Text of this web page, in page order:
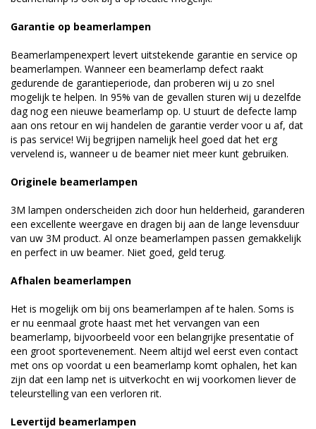
Garantie op beamerlampen
Beamerlampenexpert levert uitstekende garantie en service op
beamerlampen. Wanneer een beamerlamp defect raakt
gedurende de garantieperiode, dan proberen wij u zo snel
mogelijk te helpen. In 95% van de gevallen sturen wij u dezelfde
dag nog een nieuwe beamerlamp op. U stuurt de defecte lamp
aan ons retour en wij handelen de garantie verder voor u af, dat
is pas service! Wij begrijpen namelijk heel goed dat het erg
vervelend is, wanneer u de beamer niet meer kunt gebruiken.
Originele beamerlampen
3M lampen onderscheiden zich door hun helderheid, garanderen
een excellente weergave en dragen bij aan de lange levensduur
van uw 3M product. Al onze beamerlampen passen gemakkelijk
en perfect in uw beamer. Niet goed, geld terug.
Afhalen beamerlampen
Het is mogelijk om bij ons beamerlampen af te halen. Soms is
er nu eenmaal grote haast met het vervangen van een
beamerlamp, bijvoorbeeld voor een belangrijke presentatie of
een groot sportevenement. Neem altijd wel eerst even contact
met ons op voordat u een beamerlamp komt ophalen, het kan
zijn dat een lamp net is uitverkocht en wij voorkomen liever de
teleurstelling van een verloren rit.
Levertijd beamerlampen